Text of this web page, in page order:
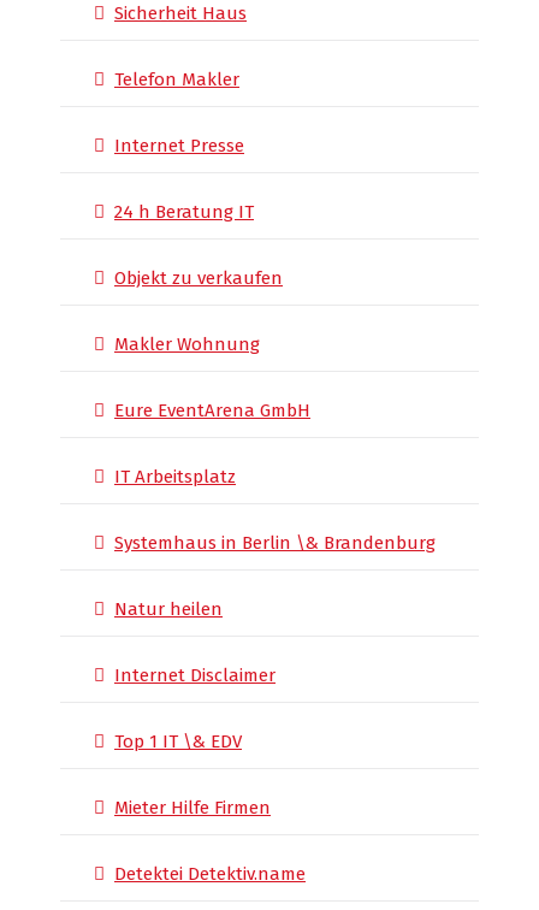
Sicherheit Haus
Telefon Makler
Internet Presse
24 h Beratung IT
Objekt zu verkaufen
Makler Wohnung
Eure EventArena GmbH
IT Arbeitsplatz
Systemhaus in Berlin \& Brandenburg
Natur heilen
Internet Disclaimer
Top 1 IT \& EDV
Mieter Hilfe Firmen
Detektei Detektiv.name